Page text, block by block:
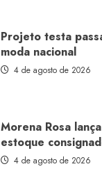
Projeto testa
moda nacional
4 de agosto de 2026
Morena Rosa
estoque
4 de agosto de 2026